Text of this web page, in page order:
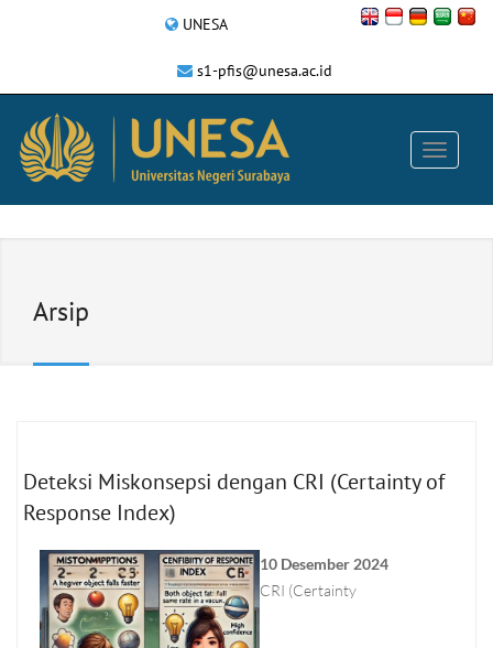
UNESA
s1-pfis@unesa.ac.id
Arsip
Deteksi Miskonsepsi dengan CRI (Certainty of
Response Index)
10 Desember 2024
CRI (Certainty